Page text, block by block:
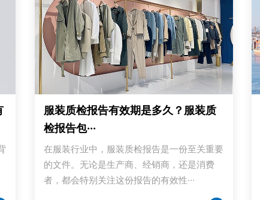
服装质检报告有效期是多久？服装质
检报告包···
在服装行业中，服装质检报告是一份至关重要
的文件。无论是生产商、经销商，还是消费
者，都会特别关注这份报告的有效性···